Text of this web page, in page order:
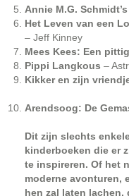
Annie M.G.
Het Leven van een
– Jeff Kinney
Mees Kees: Een
Pippi Langkous –
Kikker en zijn
Arendsoog: De
Dit zijn slechts
kinderboeken die er
te inspireren. Of het
moderne avonturen,
hen zal laten lachen,